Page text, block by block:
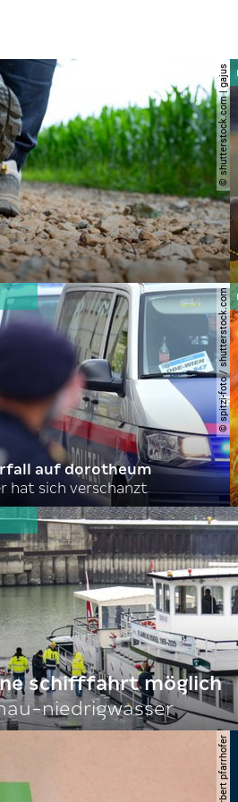
© shutterstock.com | gajus
© spitzi-foto / shutterstock.com
auf dorotheum
hat sich verschanzt
schifffahrt möglich
niedrigwasser